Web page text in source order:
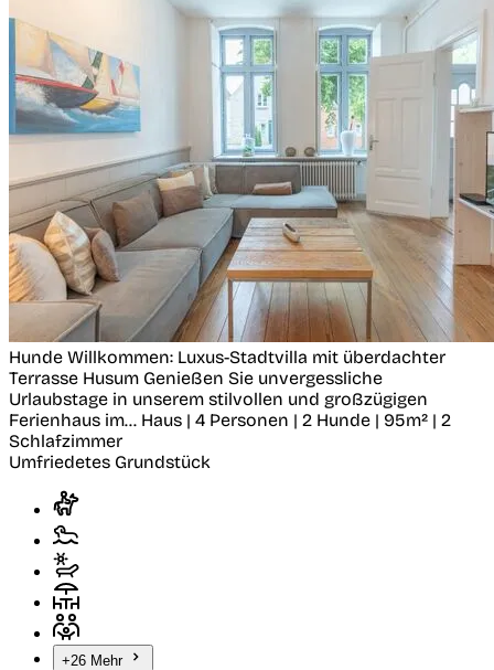
Hunde Willkommen: Luxus-Stadtvilla mit überdachter
Terrasse Husum Genießen Sie unvergessliche
Urlaubstage in unserem stilvollen und großzügigen
Ferienhaus im... Haus | 4 Personen | 2 Hunde | 95m² | 2
Schlafzimmer
Umfriedetes Grundstück
+26 Mehr